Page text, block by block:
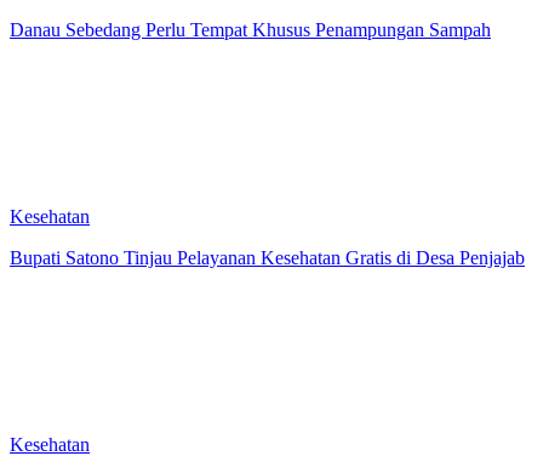
Danau Sebedang Perlu Tempat Khusus Penampungan Sampah
Kesehatan
Bupati Satono Tinjau Pelayanan Kesehatan Gratis di Desa Penjajab
Kesehatan